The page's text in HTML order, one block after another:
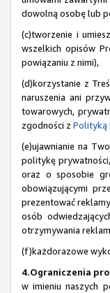
dowolną osobę lub
(c)tworzenie i
wszelkich opisów
powiązaniu z nimi),
(d)korzystanie z
naruszenia ani
towarowych,
zgodności z Polityką
(e)ujawnianie na
politykę
oraz o sposobie
obowiązującymi
prezentować
osób
otrzymywania
(f)każdorazowe
4.Ograniczenia
w imieniu naszych